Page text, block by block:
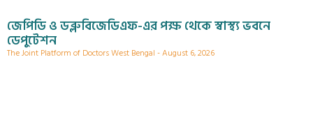
জেপিডি ও ডব্লুবিজেডিএফ-এর পক্ষ থেকে স্বাস্থ্য ভবনে
ডেপুটেশন
The Joint Platform of Doctors West Bengal August 6, 2026